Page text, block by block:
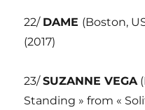
22/ DAME (Boston,
(2017)
23/SUZANNE VEGA
Standing » from «